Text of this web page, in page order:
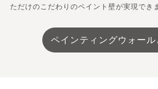
ただけのこだわりのペイント壁が実現でき
ペインティングウォール